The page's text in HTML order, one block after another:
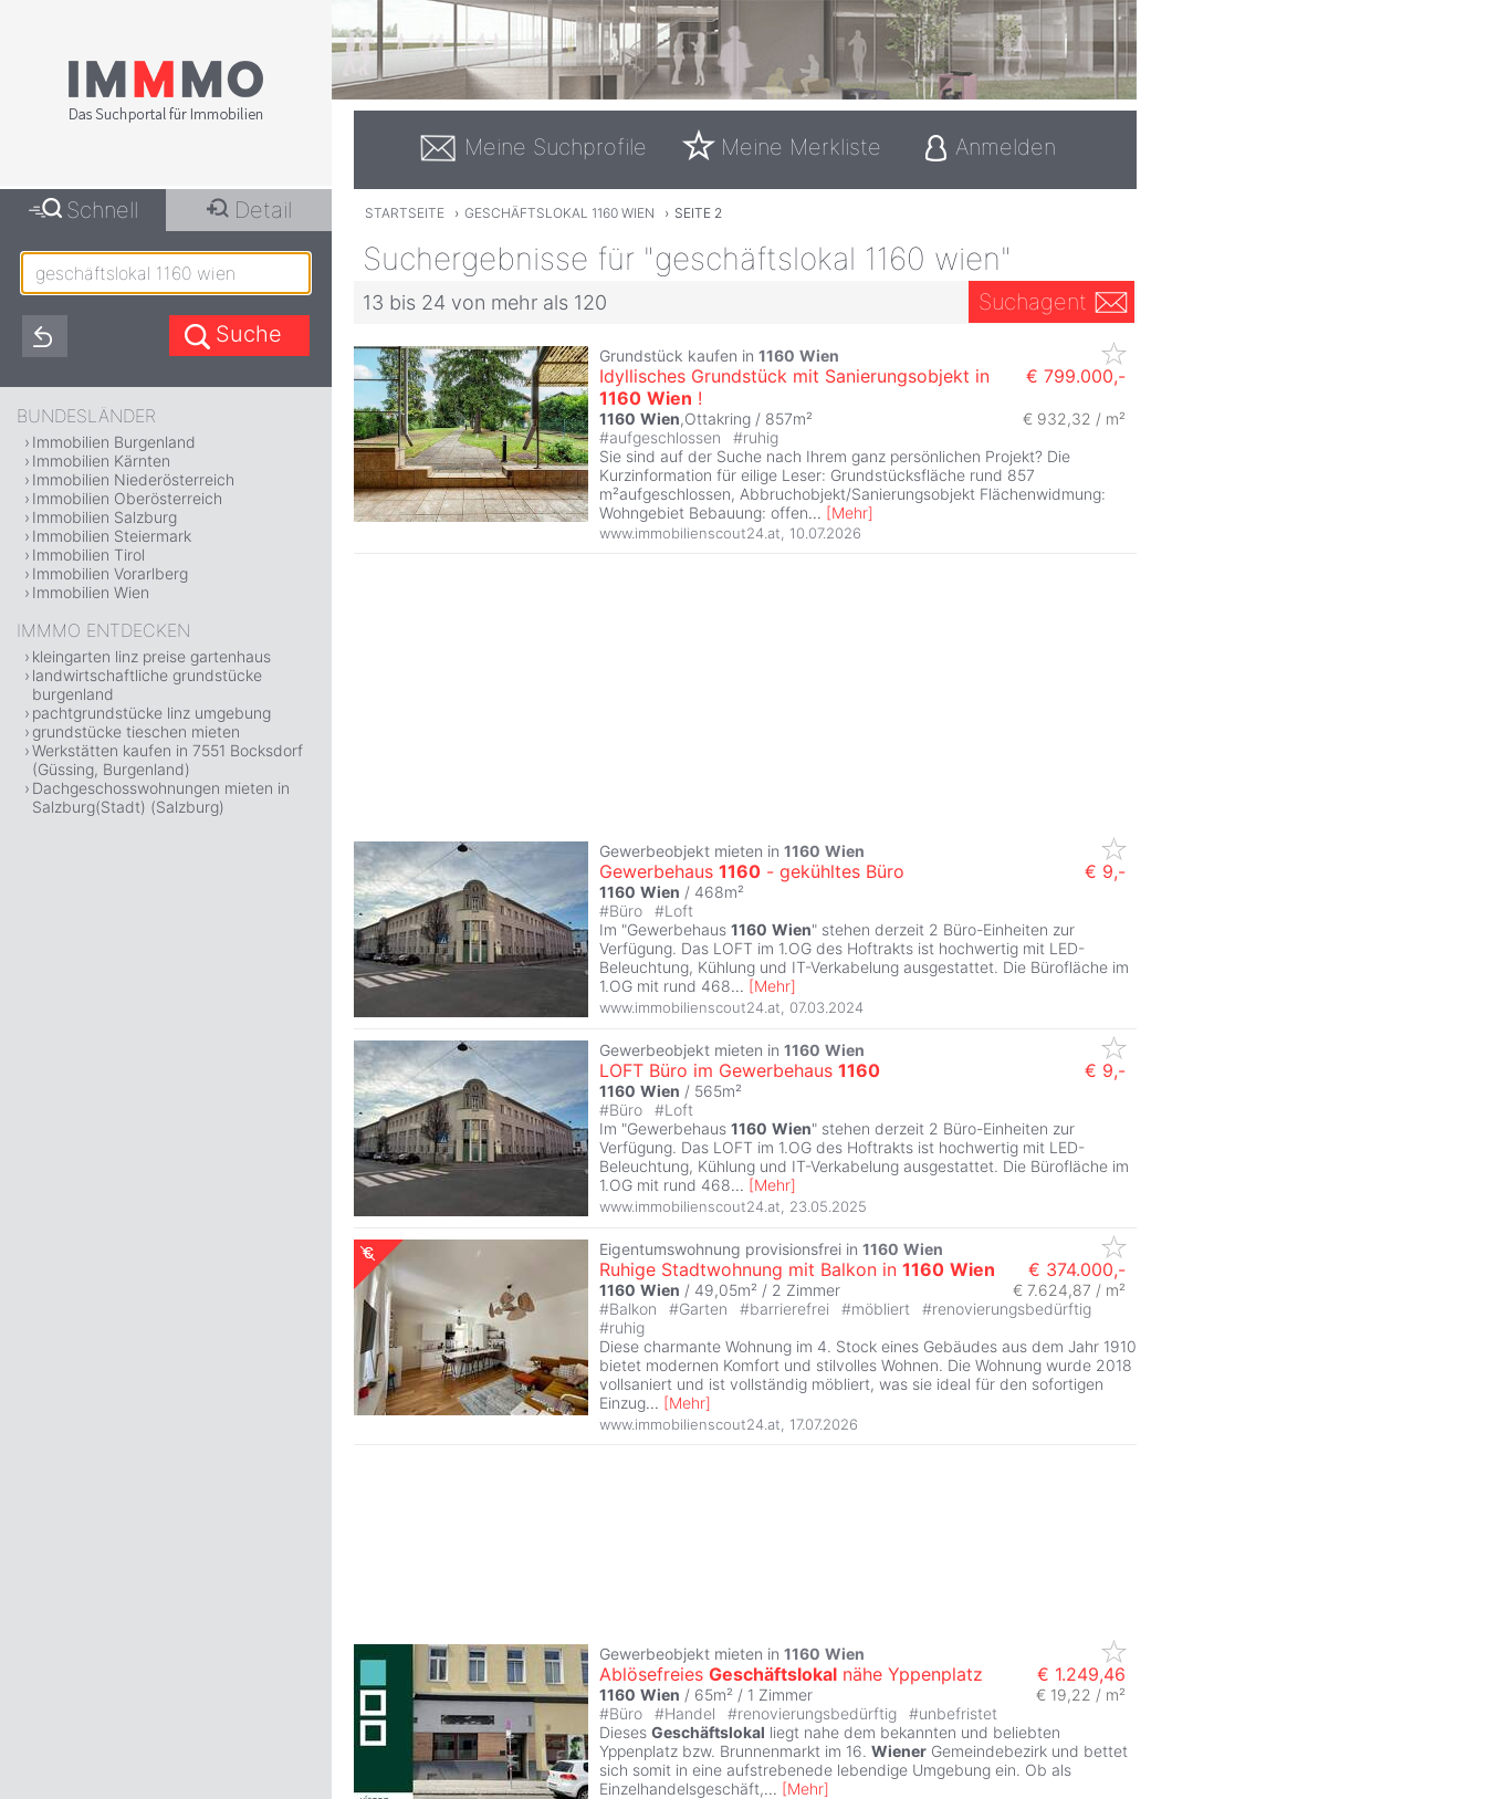
Meine Suchprofile Meine Merkliste Anmelden
STARTSEITE › GESCHÄFTSLOKAL 1160 WIEN › SEITE 2
Suchergebnisse für "geschäftslokal 1160 wien"
13 bis 24 von mehr als 120 Suchagent
Grundstück kaufen in 1160 Wien
Idyllisches Grundstück mit Sanierungsobjekt in
1160 Wien !
€ 799.000,-
1160 Wien,Ottakring / 857m²
€ 932,32 / m²
#aufgeschlossen #ruhig
Sie sind auf der Suche nach Ihrem ganz persönlichen Projekt? Die
Kurzinformation für eilige Leser: Grundstücksfläche rund 857
m²aufgeschlossen, Abbruchobjekt/Sanierungsobjekt Flächenwidmung:
Wohngebiet Bebauung: offen... [Mehr]
www.immobilienscout24.at 10.07.2026
Gewerbeobjekt mieten in 1160 Wien
Gewerbehaus 1160 - gekühltes Büro € 9,-
1160 Wien / 468m²
#Büro #Loft
Im "Gewerbehaus 1160 Wien" stehen derzeit 2 Büro-Einheiten zur
Verfügung. Das LOFT im 1.OG des Hoftrakts ist hochwertig mit LED-
Beleuchtung, Kühlung und IT-Verkabelung ausgestattet. Die Bürofläche im
1.OG mit rund 468... [Mehr]
www.immobilienscout24.at 07.03.2024
Gewerbeobjekt mieten in 1160 Wien
LOFT Büro im Gewerbehaus 1160 € 9,-
1160 Wien / 565m²
#Büro #Loft
Im "Gewerbehaus 1160 Wien" stehen derzeit 2 Büro-Einheiten zur
Verfügung. Das LOFT im 1.OG des Hoftrakts ist hochwertig mit LED-
Beleuchtung, Kühlung und IT-Verkabelung ausgestattet. Die Bürofläche im
1.OG mit rund 468... [Mehr]
www.immobilienscout24.at 23.05.2025
Eigentumswohnung provisionsfrei in 1160 Wien
Ruhige Stadtwohnung mit Balkon in 1160 Wien € 374.000,-
1160 Wien / 49,05m² / 2 Zimmer
€ 7.624,87 / m²
#Balkon #Garten #barrierefrei #möbliert #renovierungsbedürftig
#ruhig
Diese charmante Wohnung im 4. Stock eines Gebäudes aus dem Jahr 1910
bietet modernen Komfort und stilvolles Wohnen. Die Wohnung wurde 2018
vollsaniert und ist vollständig möbliert, was sie ideal für den sofortigen
Einzug... [Mehr]
www.immobilienscout24.at 17.07.2026
Gewerbeobjekt mieten in 1160 Wien
Ablösefreies Geschäftslokal nähe Yppenplatz € 1.249,46
1160 Wien / 65m² / 1 Zimmer
€ 19,22 / m²
#Büro #Handel #renovierungsbedürftig #unbefristet
Dieses Geschäftslokal liegt nahe dem bekannten und beliebten
Yppenplatz bzw. Brunnenmarkt im 16. Wiener Gemeindebezirk und bettet
sich somit in eine aufstrebenede lebendige Umgebung ein. Ob als
Einzelhandelsgeschäft,... [Mehr]
Schnell Detail
BUNDESLÄNDER
Immobilien Burgenland
Immobilien Kärnten
Immobilien Niederösterreich
Immobilien Oberösterreich
Immobilien Salzburg
Immobilien Steiermark
Immobilien Tirol
Immobilien Vorarlberg
Immobilien Wien
IMMMO ENTDECKEN
kleingarten linz preise gartenhaus
landwirtschaftliche grundstücke
burgenland
pachtgrundstücke linz umgebung
grundstücke tieschen mieten
Werkstätten kaufen in 7551 Bocksdorf
(Güssing, Burgenland)
Dachgeschosswohnungen mieten in
Salzburg(Stadt) (Salzburg)